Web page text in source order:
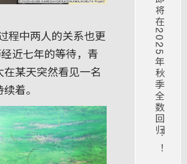
程中两人的关系也更
近七年的等待，青
某天突然看见一名
着。